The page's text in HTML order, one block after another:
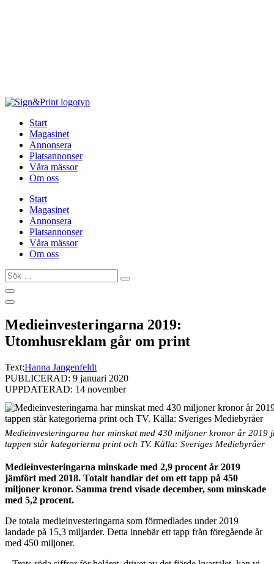
Start
Magasinet
Annonsera
Platsannonser
Våra mässor
Om oss
Start
Magasinet
Annonsera
Platsannonser
Våra mässor
Om oss
Sök
…
Medieinvesteringarna 2019:
Utomhusreklam går om print
Text:Hanna Jangenfeldt
PUBLICERAD: 9 januari 2020
UPPDATERAD: 14 november
Medieinvesteringarna har minskat med 430 miljoner kronor år 2019
tappen står kategorierna print och TV. Källa: Sveriges Mediebyråer
Medieinvesteringarna minskade med 2,9 procent år 2019
jämfört med 2018. Totalt handlar det om ett tapp på 450
miljoner kronor. Samma trend visade december, som minskade
med 5,2 procent.
De totala medieinvesteringarna som förmedlades under 2019
landade på 15,3 miljarder. Detta innebär ett tapp från föregående år
med 450 miljoner.